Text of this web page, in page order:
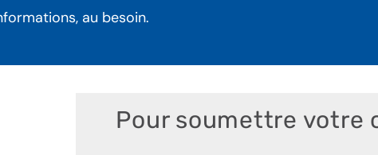
au besoin.
Pour soumettre votre